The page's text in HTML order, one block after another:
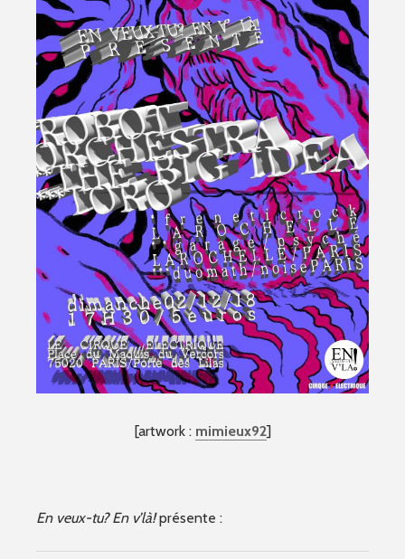
[artwork : mimieux92]
En veux-tu? En v’là!présente :